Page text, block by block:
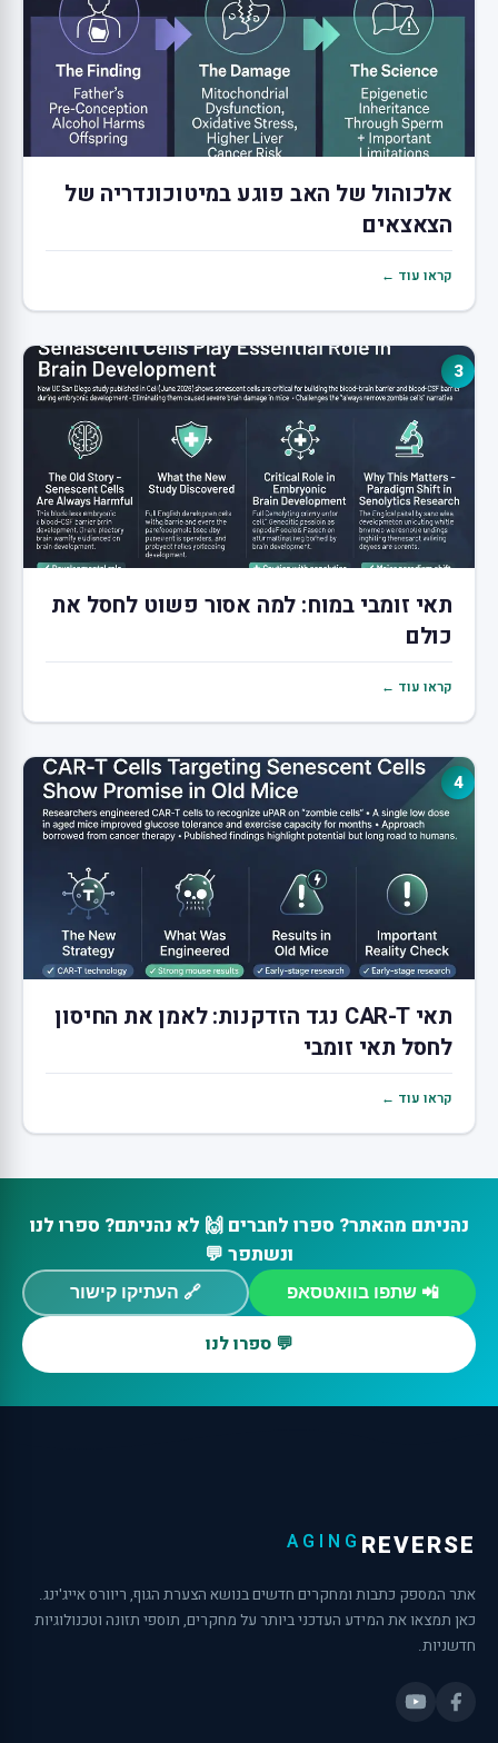
אלכוהול של האב פוגע במיטוכונדריה של
הצאצאים
קראו עוד ←
3
תאי זומבי במוח: למה אסור פשוט לחסל את
כולם
קראו עוד ←
4
תאי CAR-T נגד הזדקנות: לאמן את החיסון
לחסל תאי זומבי
קראו עוד ←
נהניתם מהאתר? ספרו לחברים 🙌 לא נהניתם? ספרו לנו
ונשתפר 💬
📲 שתפו בוואטסאפ 🔗 העתיקו קישור
💬 ספרו לנו
REVERSE
AGING
אתר המספק כתבות ומחקרים חדשים בנושא הצערת הגוף, ריוורס אייג'ינג.
כאן תמצאו את המידע העדכני ביותר על מחקרים, תוספי תזונה וטכנולוגיות
חדשניות.